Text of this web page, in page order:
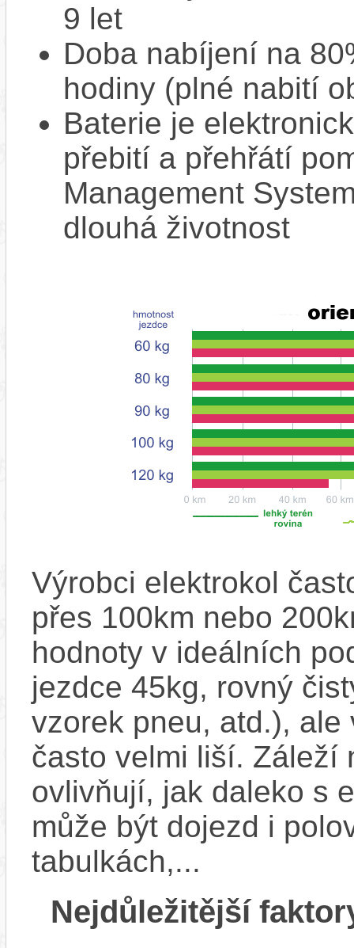
9 let
Doba nabíjení na
hodiny (plné nabití
Baterie je
přebití a přehřátí
Management
dlouhá životnost
Výrobci elektrokol
přes 100km nebo
hodnoty v ideálních
jezdce 45kg, rovný
vzorek pneu, atd.),
často velmi liší. Záleží
ovlivňují, jak daleko s
může být dojezd i
tabulkách,...
Nejdůležitější